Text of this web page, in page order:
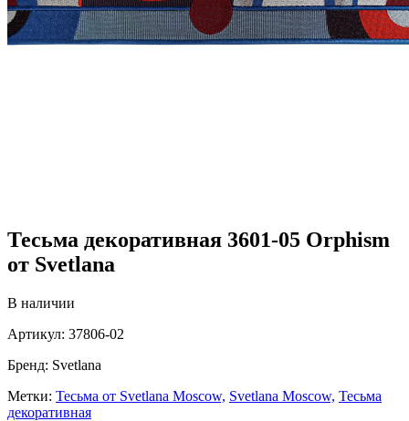
Тесьма декоративная 3601-05 Orphism
от Svetlana
В наличии
Артикул: 37806-02
Бренд: Svetlana
Метки: Тесьма от Svetlana Moscow, Svetlana Moscow, Тесьма
декоративная